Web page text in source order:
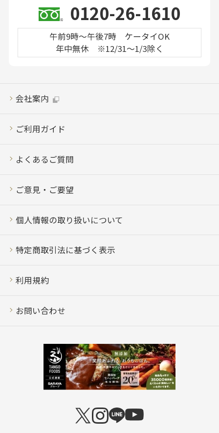
0120-26-1610
午前9時～午後7時 ケータイOK
年中無休 ※12/31～1/3除く
会社案内
ご利用ガイド
よくあるご質問
ご意見・ご要望
個人情報の取り扱いについて
特定商取引法に基づく表示
利用規約
お問い合わせ